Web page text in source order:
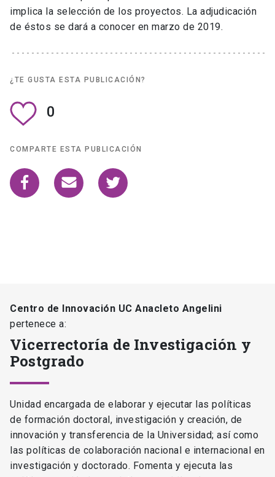
implica la selección de los proyectos. La adjudicación
de éstos se dará a conocer en marzo de 2019.
¿TE GUSTA ESTA PUBLICACIÓN?
0
COMPARTE ESTA PUBLICACIÓN
Centro de Innovación UC Anacleto Angelini
pertenece a:
Vicerrectoría de Investigación y
Postgrado
Unidad encargada de elaborar y ejecutar las políticas
de formación doctoral, investigación y creación, de
innovación y transferencia de la Universidad; así como
las políticas de colaboración nacional e internacional en
investigación y doctorado. Fomenta y ejecuta las